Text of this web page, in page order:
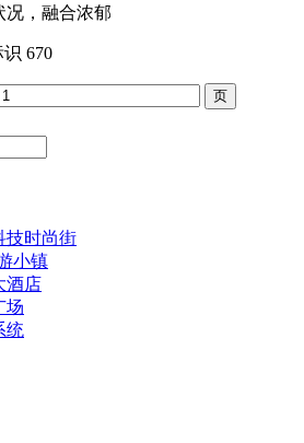
况，融合浓郁
识 670
技时尚街
小镇
酒店
场
统